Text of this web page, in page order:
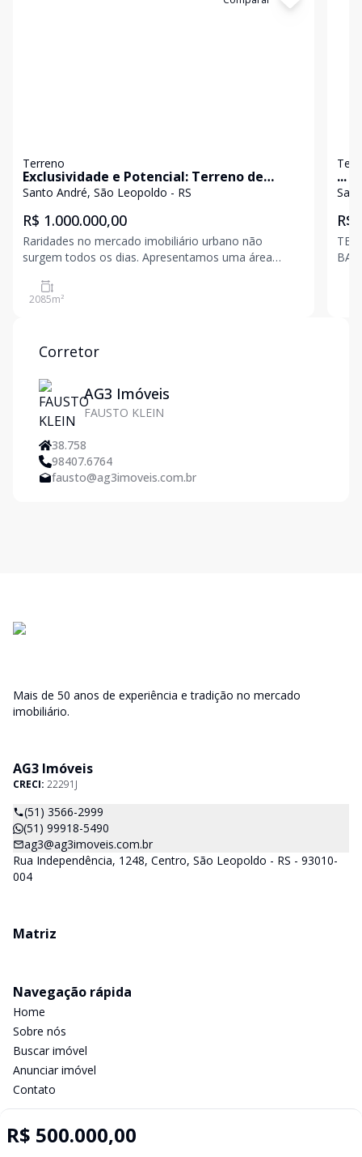
Terreno
Exclusividade e Potencial: Terreno de
Esquina com 3 Frentes
Santo André, São Leopoldo - RS
R$ 1.000.000,00
Raridades no mercado imobiliário urbano não
surgem todos os dias. Apresentamos uma área
posicionada em uma localização excelente e
estratégica. O grande diferencial deste imóvel é a sua
2085m²
...
R$
Corretor
AG3 Imóveis
FAUSTO KLEIN
38.758
98407.6764
fausto@ag3imoveis.com.br
R$ 500.000,00
Mais de 50 anos de experiência e tradição no mercado
imobiliário.
AG3 Imóveis
CRECI: 22291J
(51) 3566-2999
(51) 99918-5490
ag3@ag3imoveis.com.br
Rua Independência, 1248, Centro, São Leopoldo - RS - 93010-
004
Matriz
Navegação rápida
Home
Sobre nós
Buscar imóvel
Anunciar imóvel
Contato